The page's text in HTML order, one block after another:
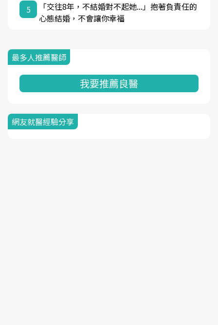
5
「交往8年，不結婚對不起她...」抱著負責任的
心態結婚，不會讓你幸福
最多人推薦醫師
我要推薦良醫
網友就醫經驗分享